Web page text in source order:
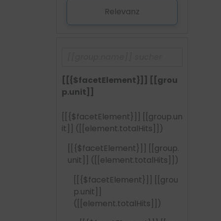
Relevanz
[[{$facetElement}]] [[grou
p.unit]]
[[{$facetElement}]] [[group.un
it]]
([[element.totalHits]])
[[{$facetElement}]] [[group.
unit]]
([[element.totalHits]])
[[{$facetElement}]] [[grou
p.unit]]
([[element.totalHits]])